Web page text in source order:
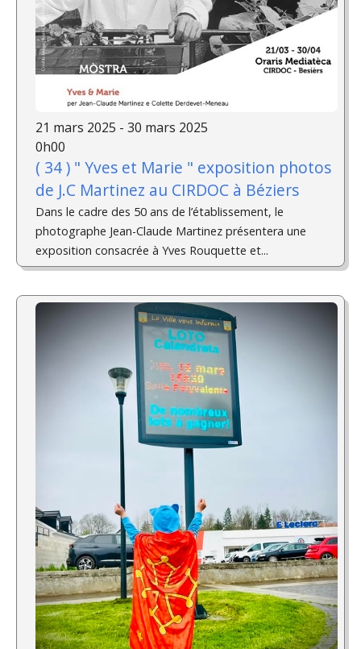
21 mars 2025 - 30 mars 2025
0h00
( 34 ) " Yves et Marie " exposition photos
de J.C Martinez au CIRDOC à Béziers
Dans le cadre des 50 ans de l’établissement, le
photographe Jean-Claude Martinez présentera une
exposition consacrée à Yves Rouquette et...